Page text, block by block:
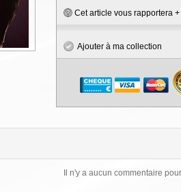
Cet article vous rapportera +
Ajouter à ma collection
Il n'y a aucun commentaire